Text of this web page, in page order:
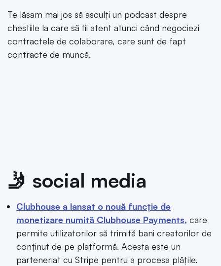
Te lăsam mai jos să asculți un podcast despre
chestiile la care să fii atent atunci când negociezi
contractele de colaborare, care sunt de fapt
contracte de muncă.
🤳 social media
Clubhouse a lansat o nouă funcție de
monetizare numită Clubhouse Payments, care
permite utilizatorilor să trimită bani creatorilor de
conținut de pe platformă. Acesta este un
parteneriat cu Stripe pentru a procesa plățile.